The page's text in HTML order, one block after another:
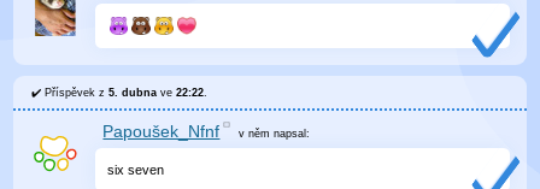
Příspěvek z5. dubna ve22:22.
Papoušek_Nfnf v němnapsal:
six seven